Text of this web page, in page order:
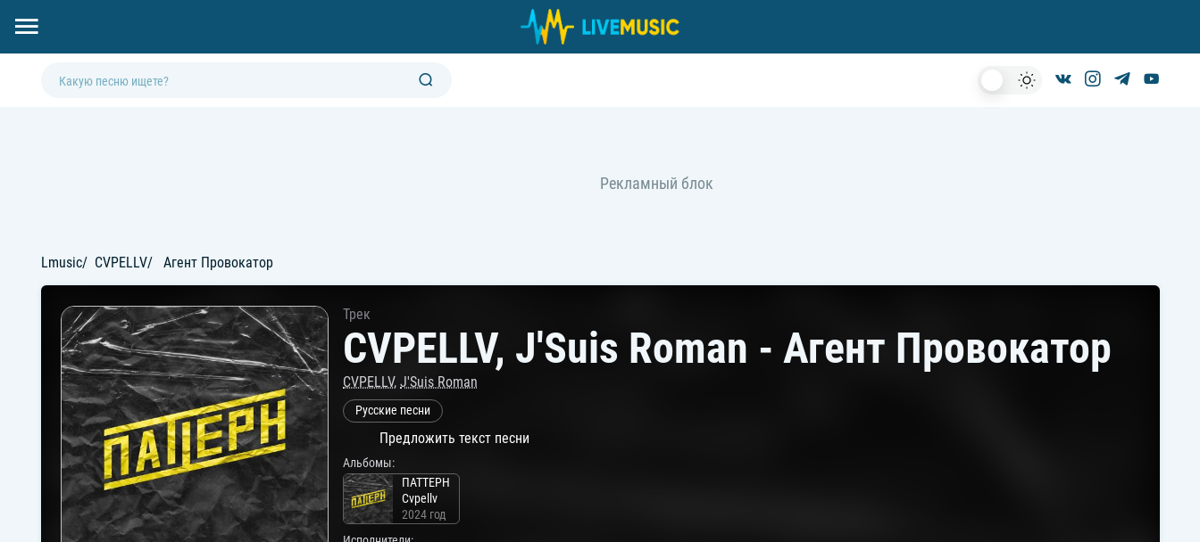
Lmusic CVPELLV Агент Провокатор
Трек
CVPELLV, J'Suis Roman - Агент Провокатор
CVPELLV,J'Suis Roman
Русские песни
Предложить текст песни
Альбомы:
ПАТТЕРН
Cvpellv
2024 год